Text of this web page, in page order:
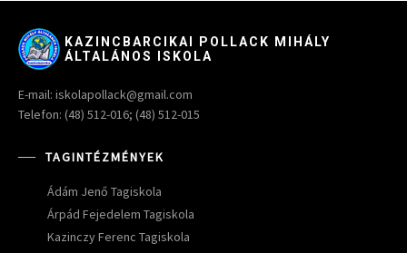
KAZINCBARCIKAI POLLACK MIHÁLY
ÁLTALÁNOS ISKOLA
E-mail: iskolapollack@gmail.com
Telefon: (48) 512-016; (48) 512-015
TAGINTÉZMÉNYEK
Ádám Jenő Tagiskola
Árpád Fejedelem Tagiskola
Kazinczy Ferenc Tagiskola